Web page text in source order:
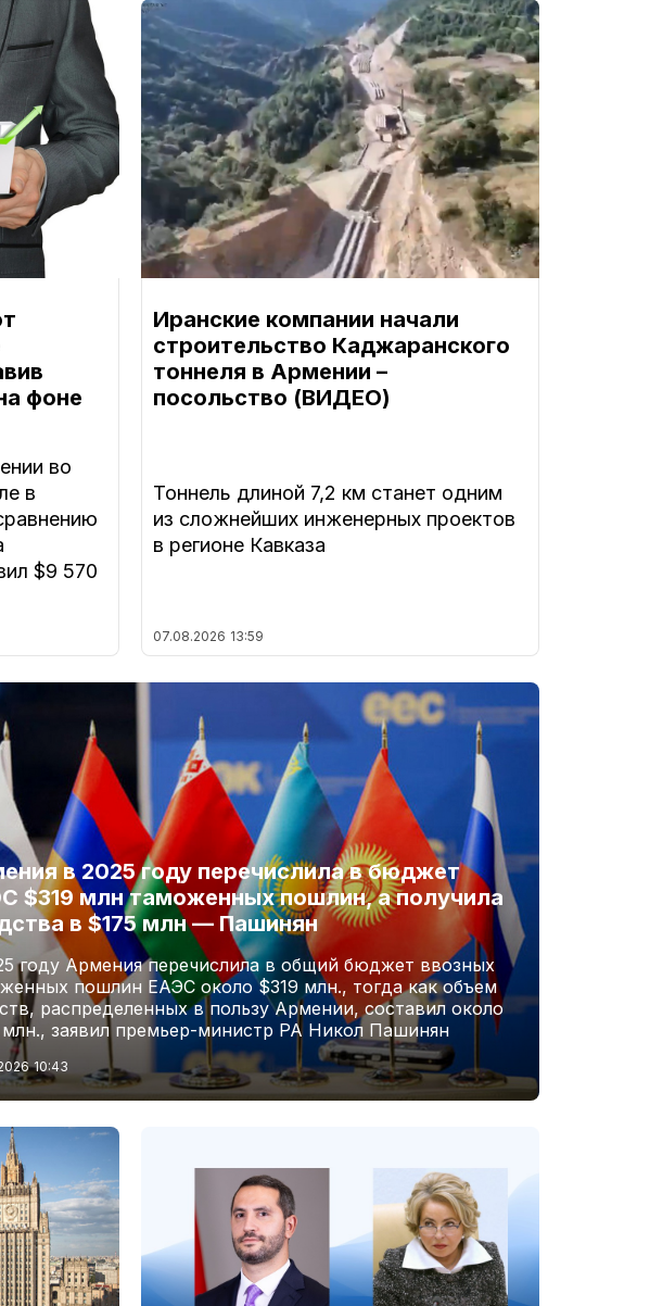
фоне
во
в
$9 570
Иранские компании начали
строительство Каджаранского
тоннеля в Армении –
посольство (ВИДЕО)
Тоннель длиной 7,2 км станет одним
из сложнейших инженерных проектов
в регионе Кавказа
07.08.2026 13:59
в 2025 году перечислила в бюджет
$319 млн таможенных пошлин, а получила
в $175 млн — Пашинян
году Армения перечислила в общий бюджет ввозных
пошлин ЕАЭС около $319 млн., тогда как объем
распределенных в пользу Армении, составил около
млн., заявил премьер-министр РА Никол Пашинян
10:43